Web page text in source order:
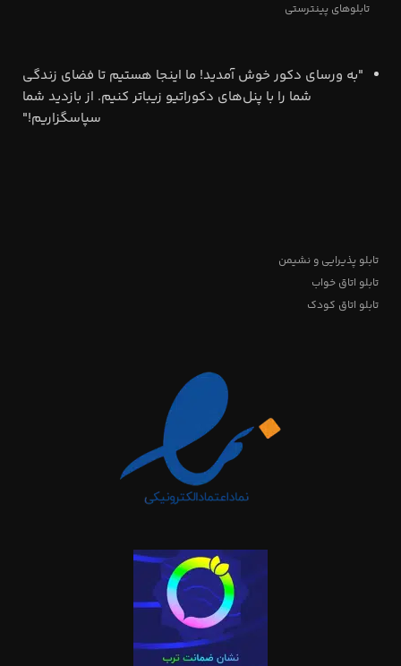
تابلوهای پینترستی
"به ورسای دکور خوش آمدید! ما اینجا هستیم تا فضای زندگی
شما را با پنل‌های دکوراتیو زیباتر کنیم. از بازدید شما
سپاسگزاریم!"
تابلو پذیرایی و نشیمن
تابلو اتاق خواب
تابلو اتاق کودک